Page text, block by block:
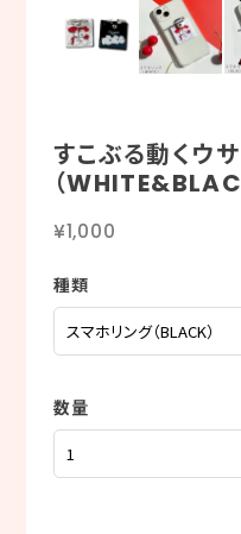
すこぶる動くウ
（
¥1,000
種類
数量